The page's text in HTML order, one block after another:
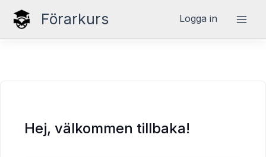
Hoppa
Förarkurs Logga in
Hej, välkommen tillbaka!